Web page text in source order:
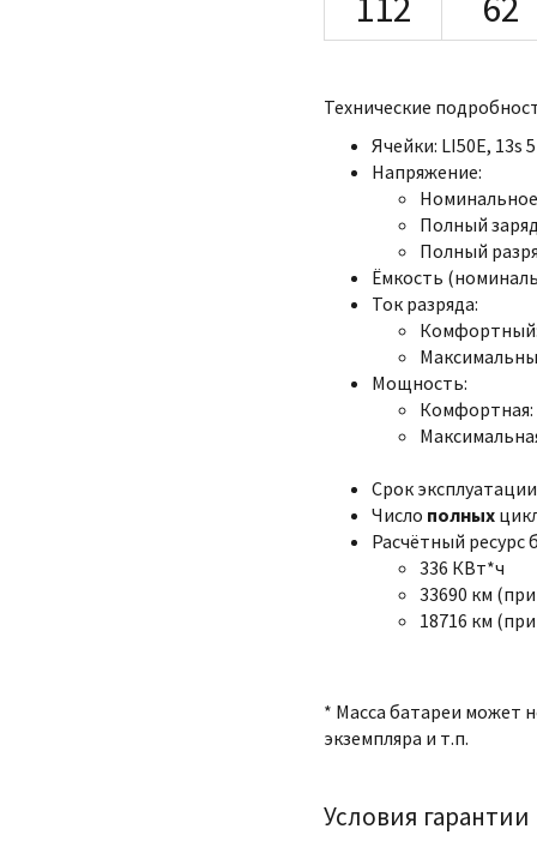
Технические
Ячейки: LI50E, 13s
Напряжение:
Полный
Полный
Ёмкость
Ток разряда:
Комфортный:
Мощность:
Комфортная:
Срок
Число полных
Расчётный ресурс
336 КВт*ч
33690 км
18716 км
* Масса батареи может
экземпляра и т.п.
Условия гарантии